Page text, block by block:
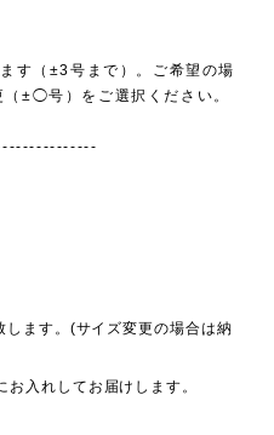
（±3号まで）。ご希望の場
±◯号）をご選択ください。
ます。(サイズ変更の場合は納
入れしてお届けします。